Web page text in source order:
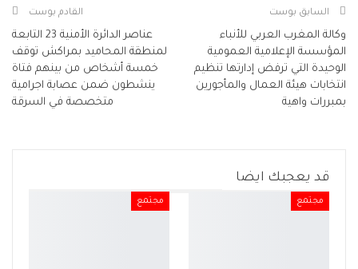
Telegram
السابق بوست
وكالة المغرب العربي للأنباء
المؤسسة الإعلامية العمومية
الوحيدة التي ترفض إدارتها تنظيم
انتخابات هيئة العمال والمأجورين
بمبررات واهية
القادم بوست
عناصر الدائرة الأمنية 23 التابعة
لمنطقة المحاميد بمراكش توقف
خمسة أشخاص من بينهم فتاة
ينشطون ضمن عصابة اجرامية
متخصصة في السرقة
قد يعجبك ايضا
مجتمع مجتمع